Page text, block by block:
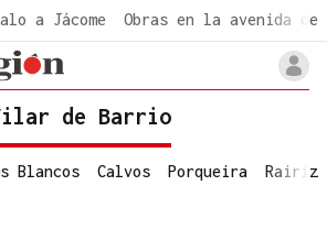
a Jácome Obras en la avenida de
de Barrio
Blancos Calvos Porqueira Rairiz